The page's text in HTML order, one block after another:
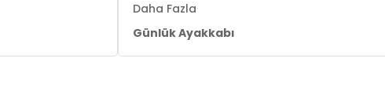
Daha Fazla
Günlük Ayakkabı